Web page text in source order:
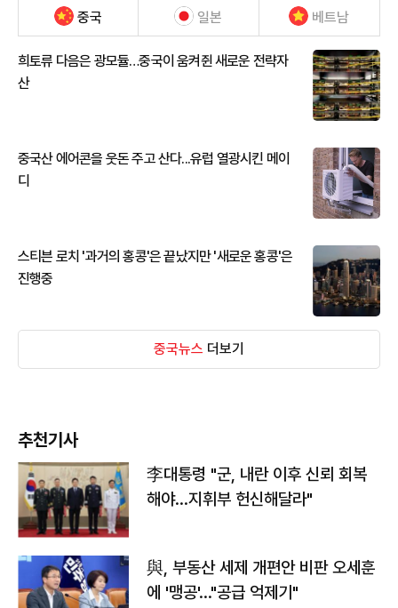
중국 일본 베트남
희토류 다음은 광모듈…중국이 움켜쥔 새로운 전략자
산
중국산 에어콘을 웃돈 주고 산다...유럽 열광시킨 메이
디
스티븐 로치 '과거의 홍콩'은 끝났지만 '새로운 홍콩'은
진행중
중국뉴스 더보기
추천기사
李대통령 "군, 내란 이후 신뢰 회복
해야…지휘부 헌신해달라"
與, 부동산 세제 개편안 비판 오세훈
에 '맹공'…"공급 억제기"